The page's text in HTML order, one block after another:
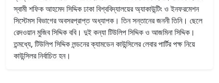
স্বামী শফিক আহমেদ সিদ্দিক ঢাকা বিশ্ববিদ্যালয়ের অ্যাকাউন্টিং ও ইনফরমেশন
সিস্টেমস বিভাগের অবসরপ্রাপ্ত অধ্যাপক। তিন সন্তানের জননী তিনি। ছেলে
রেদওয়ান মুজিব সিদ্দিক ববি। দুই কন্যা টিউলিপ সিদ্দিক ও আজমিনা সিদ্দিক।
তন্মধ্যে, টিউলিপ সিদ্দিক লন্ডনের ক্যামডেন কাউন্সিলের লেবার পার্টির পক্ষ নিয়ে
কাউন্সিলর নির্বাচিত হন।